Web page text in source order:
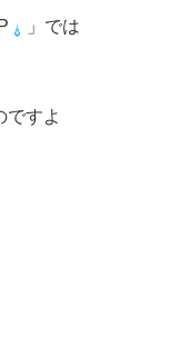
」では
ですよ